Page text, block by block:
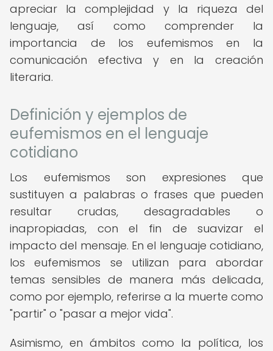
apreciar la complejidad y la riqueza del
lenguaje, así como comprender la
importancia de los eufemismos en la
comunicación efectiva y en la creación
literaria.
Definición y ejemplos de
eufemismos en el lenguaje
cotidiano
Los eufemismos son expresiones que
sustituyen a palabras o frases que pueden
resultar crudas, desagradables o
inapropiadas, con el fin de suavizar el
impacto del mensaje. En el lenguaje cotidiano,
los eufemismos se utilizan para abordar
temas sensibles de manera más delicada,
como por ejemplo, referirse a la muerte como
"partir" o "pasar a mejor vida".
Asimismo, en ámbitos como la política, los